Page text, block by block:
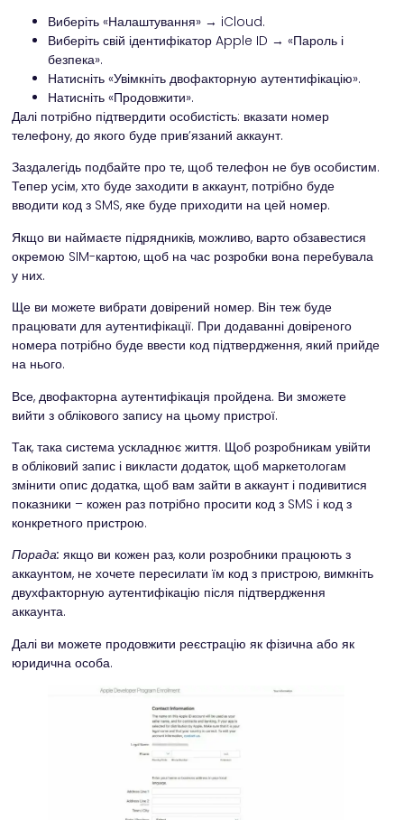
Виберіть «Налаштування» → iCloud.
Виберіть свій ідентифікатор Apple ID → «Пароль і
безпека».
Натисніть «Увімкніть двофакторную аутентифікацію».
Натисніть «Продовжити».
Далі потрібно підтвердити особистість: вказати номер
телефону, до якого буде прив’язаний аккаунт.
Заздалегідь подбайте про те, щоб телефон не був особистим.
Тепер усім, хто буде заходити в аккаунт, потрібно буде
вводити код з SMS, яке буде приходити на цей номер.
Якщо ви наймаєте підрядників, можливо, варто обзавестися
окремою SIM-картою, щоб на час розробки вона перебувала
у них.
Ще ви можете вибрати довірений номер. Він теж буде
працювати для аутентифікації. При додаванні довіреного
номера потрібно буде ввести код підтвердження, який прийде
на нього.
Все, двофакторна аутентифікація пройдена. Ви зможете
вийти з облікового запису на цьому пристрої.
Так, така система ускладнює життя. Щоб розробникам увійти
в обліковий запис і викласти додаток, щоб маркетологам
змінити опис додатка, щоб вам зайти в аккаунт і подивитися
показники – кожен раз потрібно просити код з SMS і код з
конкретного пристрою.
Порада: якщо ви кожен раз, коли розробники працюють з
аккаунтом, не хочете пересилати їм код з пристрою, вимкніть
двухфакторную аутентифікацію після підтвердження
аккаунта.
Далі ви можете продовжити реєстрацію як фізична або як
юридична особа.